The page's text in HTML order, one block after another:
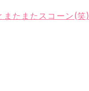
またまたスコーン(笑)